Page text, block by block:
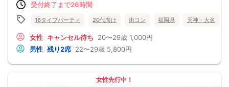
受付終了まで26時間
16タイプパーティ 20代向け 街コン 福岡県 天神・大名
女性 キャンセル待ち 20〜29歳 1,000円
男性 残り2席 22〜29歳 5,800円
女性先行中！